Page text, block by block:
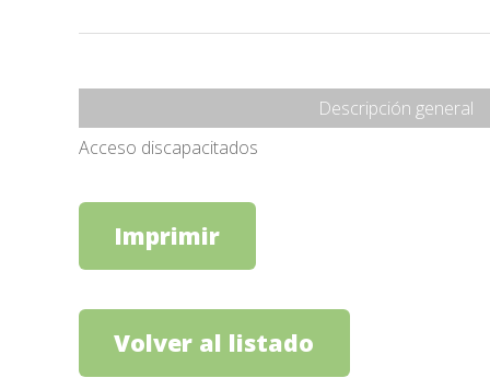
Descripción general
Acceso discapacitados
Imprimir
Volver al listado